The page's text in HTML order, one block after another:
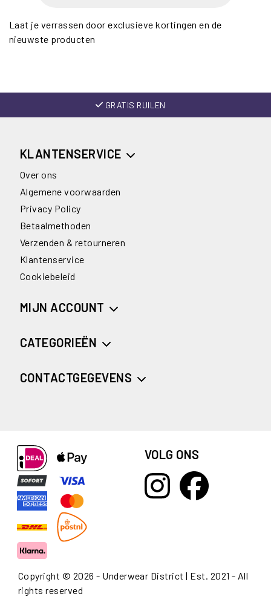
Laat je verrassen door exclusieve kortingen en de
nieuwste producten
GRATIS RUILEN
KLANTENSERVICE
Over ons
Algemene voorwaarden
Privacy Policy
Betaalmethoden
Verzenden & retourneren
Klantenservice
Cookiebeleid
MIJN ACCOUNT
CATEGORIEËN
CONTACTGEGEVENS
VOLG ONS
Copyright © 2026 - Underwear District | Est. 2021 - All
rights reserved